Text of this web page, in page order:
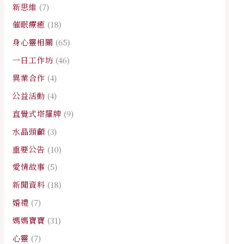
新思維 (7)
催眠療癒 (18)
身心靈相關 (65)
一日工作坊(46)
異業合作 (4)
公益活動 (4)
直覺式塔羅牌 (9)
水晶頭顱(3)
重要公告 (10)
愛情故事 (5)
新聞資料 (18)
婚禮 (7)
媽媽寶寶 (31)
心靈 (7)